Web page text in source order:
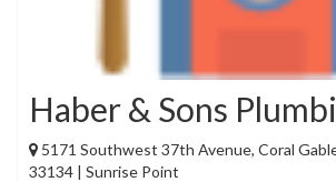
Haber & Sons
5171 Southwest 37th Avenue, Coral
33134 | Sunrise Point